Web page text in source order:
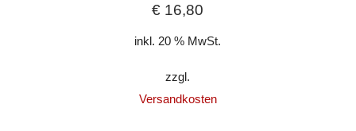
€ 16,80
inkl. 20 % MwSt.
zzgl.
Versandkosten